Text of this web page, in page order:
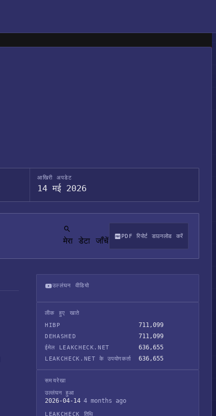
आखिरी अपडेट
14 मई 2026
मेरा डेटा जाँचें PDF रिपोर्ट डाउनलोड करें
उल्लंघन वीडियो
लीक हुए खाते
HIBP
711,099
DEHASHED 711,099
ईमेल LEAKCHECK.NET 636,655
LEAKCHECK.NET के उपयोगकर्ता 636,655
समयरेखा
उल्लंघन हुआ
2026-04-14 4 months ago
LEAKCHECK तिथि